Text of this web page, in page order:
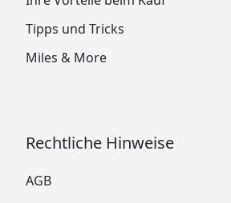
Tipps und Tricks
Miles & More
Rechtliche Hinweise
AGB